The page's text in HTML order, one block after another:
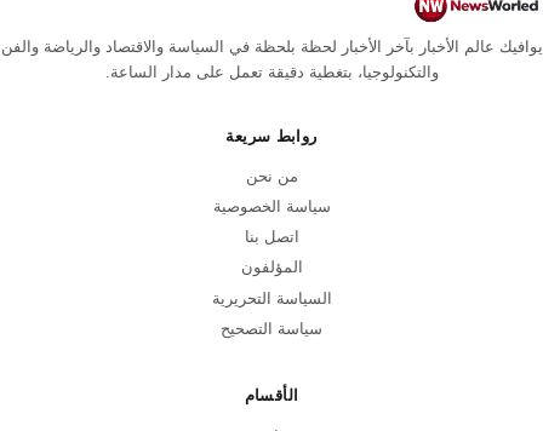
يوافيك عالم الأخبار بآخر الأخبار لحظة بلحظة في السياسة والاقتصاد والرياضة والفن
والتكنولوجيا، بتغطية دقيقة تعمل على مدار الساعة.
روابط سريعة
من نحن
سياسة الخصوصية
اتصل بنا
المؤلفون
السياسة التحريرية
سياسة التصحيح
الأقسام